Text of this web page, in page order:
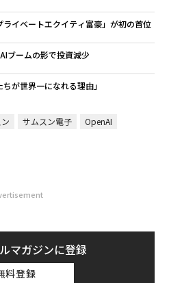
イベートエクイティ富豪」が初の首位
ブームの影で投資減少
が世界一になれる理由」
サムスン電子
OpenAI
マガジンに登録
料登録